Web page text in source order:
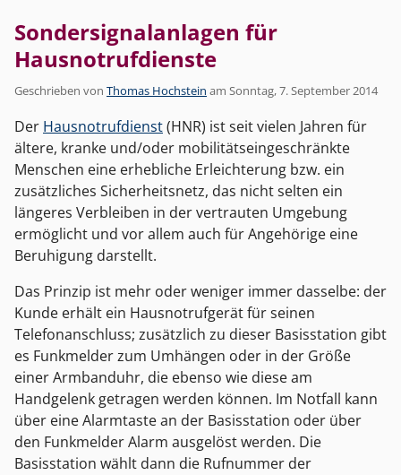
Sondersignalanlagen für
Hausnotrufdienste
Geschrieben von Thomas Hochstein am Sonntag, 7. September 2014
Der Hausnotrufdienst(HNR) ist seit vielen Jahren für
ältere, kranke und/oder mobilitätseingeschränkte
Menschen eine erhebliche Erleichterung bzw. ein
zusätzliches Sicherheitsnetz, das nicht selten ein
längeres Verbleiben in der vertrauten Umgebung
ermöglicht und vor allem auch für Angehörige eine
Beruhigung darstellt.
Das Prinzip ist mehr oder weniger immer dasselbe: der
Kunde erhält ein Hausnotrufgerät für seinen
Telefonanschluss; zusätzlich zu dieser Basisstation gibt
es Funkmelder zum Umhängen oder in der Größe
einer Armbanduhr, die ebenso wie diese am
Handgelenk getragen werden können. Im Notfall kann
über eine Alarmtaste an der Basisstation oder über
den Funkmelder Alarm ausgelöst werden. Die
Basisstation wählt dann die Rufnummer der